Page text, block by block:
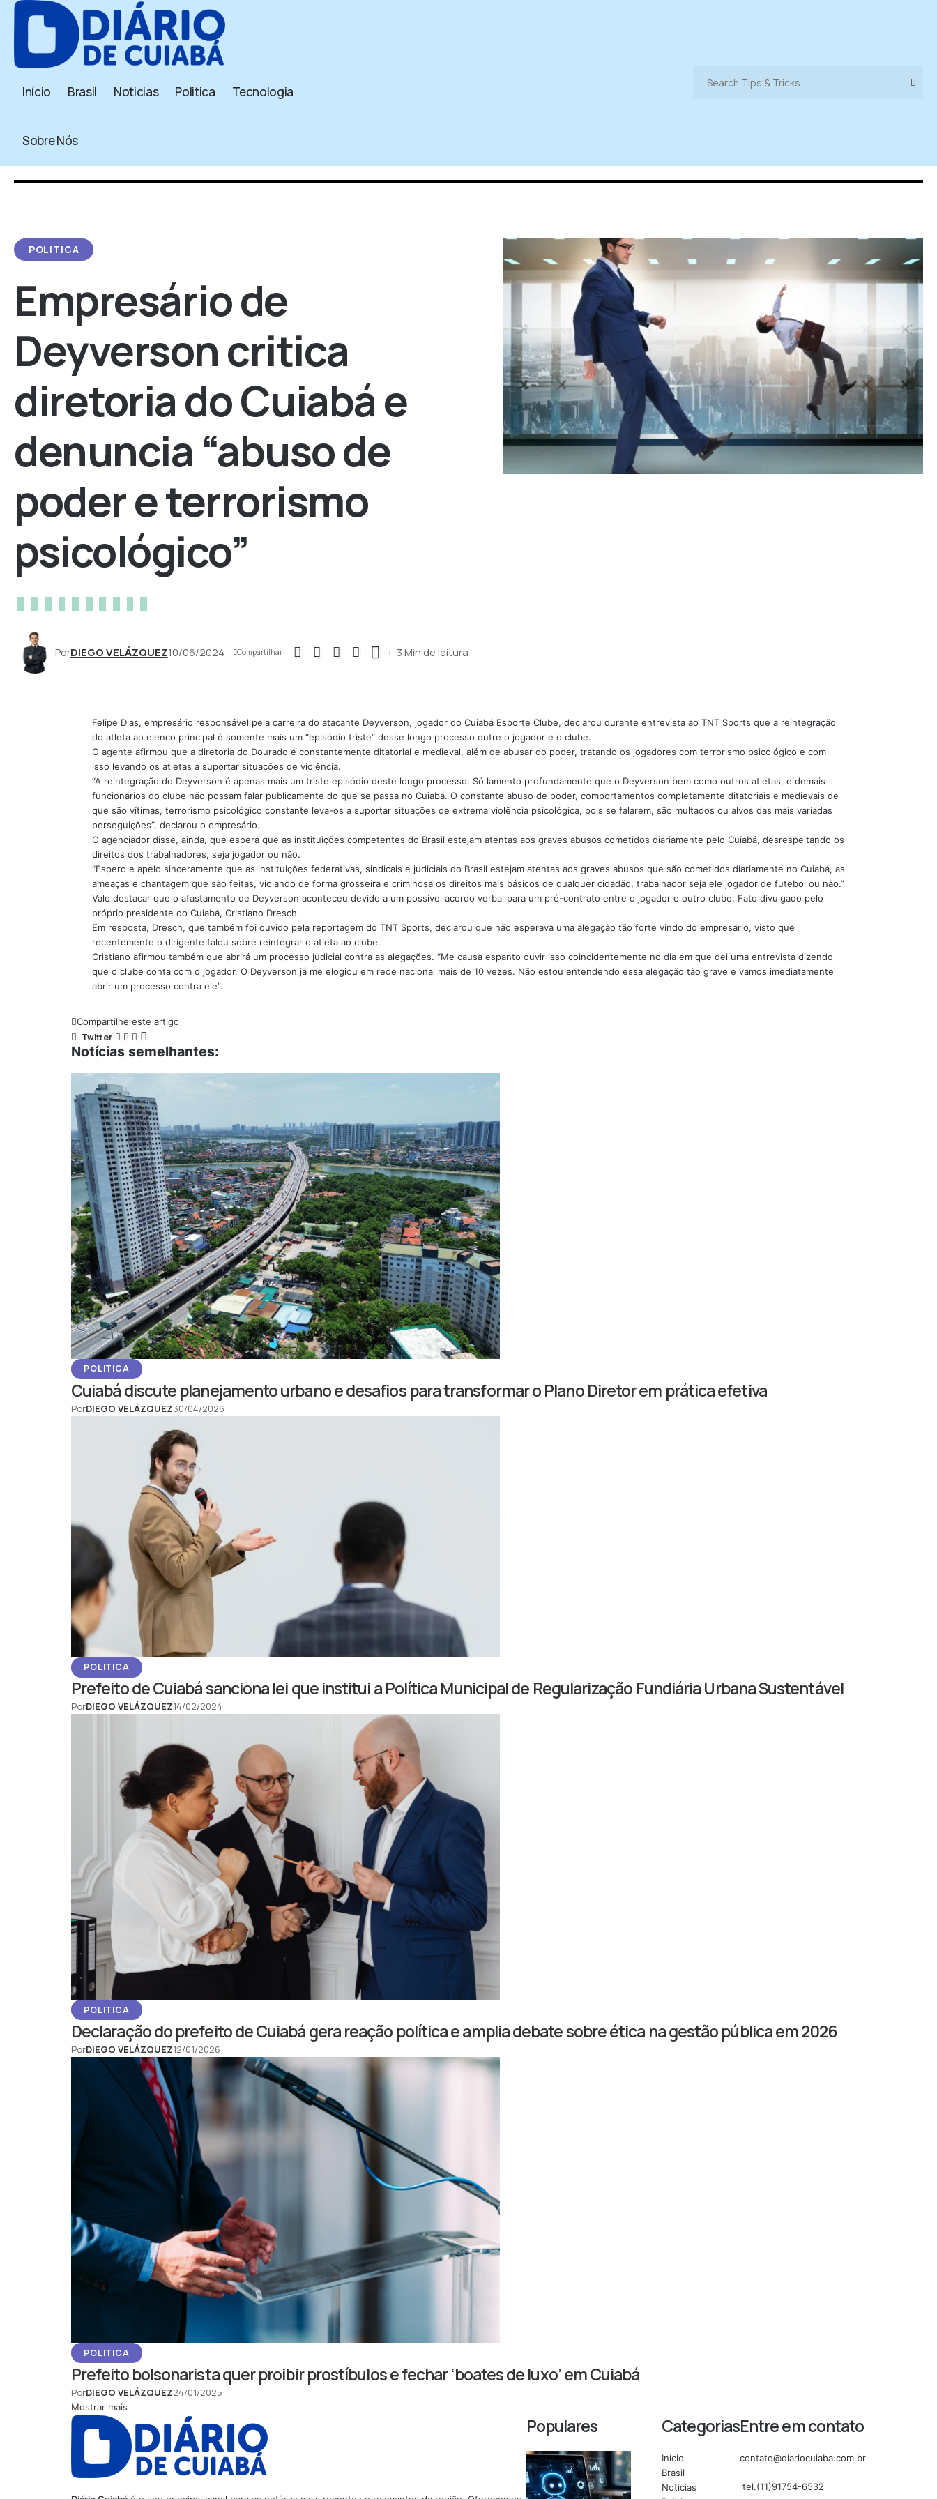
Início Brasil Noticias Politica Tecnologia
Sobre Nós
POLITICA
Empresário de
Deyverson critica
diretoria do Cuiabá e
denuncia “abuso de
poder e terrorismo
psicológico”
PorDIEGO VELÁZQUEZ10/06/2024 Compartilhar 3 Min de leitura
Felipe Dias, empresário responsável pela carreira do atacante Deyverson, jogador do Cuiabá Esporte Clube, declarou durante entrevista ao TNT Sports que a reintegração
do atleta ao elenco principal é somente mais um “episódio triste” desse longo processo entre o jogador e o clube.
O agente afirmou que a diretoria do Dourado é constantemente ditatorial e medieval, além de abusar do poder, tratando os jogadores com terrorismo psicológico e com
isso levando os atletas a suportar situações de violência.
“A reintegração do Deyverson é apenas mais um triste episódio deste longo processo. Só lamento profundamente que o Deyverson bem como outros atletas, e demais
funcionários do clube não possam falar publicamente do que se passa no Cuiabá. O constante abuso de poder, comportamentos completamente ditatoriais e medievais de
que são vítimas, terrorismo psicológico constante leva-os a suportar situações de extrema violência psicológica, pois se falarem, são multados ou alvos das mais variadas
perseguições”, declarou o empresário.
O agenciador disse, ainda, que espera que as instituições competentes do Brasil estejam atentas aos graves abusos cometidos diariamente pelo Cuiabá, desrespeitando os
direitos dos trabalhadores, seja jogador ou não.
“Espero e apelo sinceramente que as instituições federativas, sindicais e judiciais do Brasil estejam atentas aos graves abusos que são cometidos diariamente no Cuiabá, as
ameaças e chantagem que são feitas, violando de forma grosseira e criminosa os direitos mais básicos de qualquer cidadão, trabalhador seja ele jogador de futebol ou não.”
Vale destacar que o afastamento de Deyverson aconteceu devido a um possível acordo verbal para um pré-contrato entre o jogador e outro clube. Fato divulgado pelo
próprio presidente do Cuiabá, Cristiano Dresch.
Em resposta, Dresch, que também foi ouvido pela reportagem do TNT Sports, declarou que não esperava uma alegação tão forte vindo do empresário, visto que
recentemente o dirigente falou sobre reintegrar o atleta ao clube.
Cristiano afirmou também que abrirá um processo judicial contra as alegações. “Me causa espanto ouvir isso coincidentemente no dia em que dei uma entrevista dizendo
que o clube conta com o jogador. O Deyverson já me elogiou em rede nacional mais de 10 vezes. Não estou entendendo essa alegação tão grave e vamos imediatamente
abrir um processo contra ele”.
Compartilhe este artigo
Twitter
Notícias semelhantes:
POLITICA
Cuiabá discute planejamento urbano e desafios para transformar o Plano Diretor em prática efetiva
PorDIEGO VELÁZQUEZ30/04/2026
POLITICA
Prefeito de Cuiabá sanciona lei que institui a Política Municipal de Regularização Fundiária Urbana Sustentável
PorDIEGO VELÁZQUEZ14/02/2024
POLITICA
Declaração do prefeito de Cuiabá gera reação política e amplia debate sobre ética na gestão pública em 2026
PorDIEGO VELÁZQUEZ12/01/2026
POLITICA
Prefeito bolsonarista quer proibir prostíbulos e fechar ‘boates de luxo’ em Cuiabá
PorDIEGO VELÁZQUEZ24/01/2025
Mostrar mais
Populares Categorias
Início
Brasil
Noticias
Entre em contato
contato@diariocuiaba.com.br
tel.(11)91754-6532